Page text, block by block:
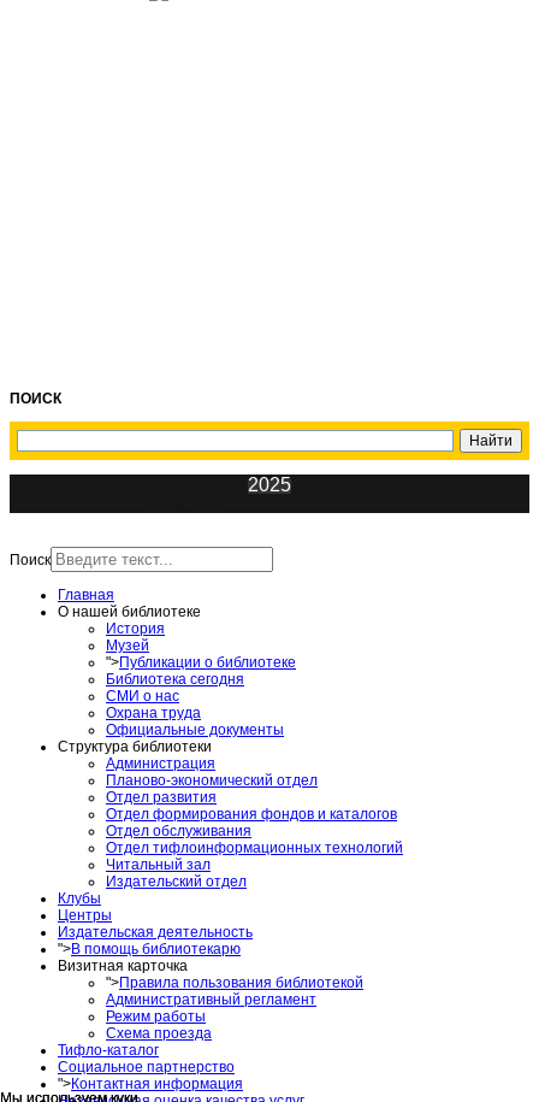
Мы используем куки
ПОИСК
2025
Поиск
Главная
О нашей библиотеке
История
Музей
">Публикации о библиотеке
Библиотека сегодня
СМИ о нас
Охрана труда
Официальные документы
Структура библиотеки
Администрация
Планово-экономический отдел
Отдел развития
Отдел формирования фондов и каталогов
Отдел обслуживания
Отдел тифлоинформационных технологий
Читальный зал
Издательский отдел
Клубы
Центры
Издательская деятельность
">В помощь библиотекарю
Визитная карточка
">Правила пользования библиотекой
Административный регламент
Режим работы
Схема проезда
Тифло-каталог
Социальное партнерство
">Контактная информация
Мы используем куки